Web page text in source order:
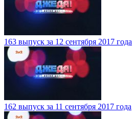
163 выпуск за 12 сентября 2017 года
162 выпуск за 11 сентября 2017 года